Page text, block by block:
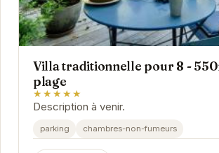
Villa traditionnelle pour 8 -
plage
★★★★★
Description à venir.
parking chambres-non-fumeurs